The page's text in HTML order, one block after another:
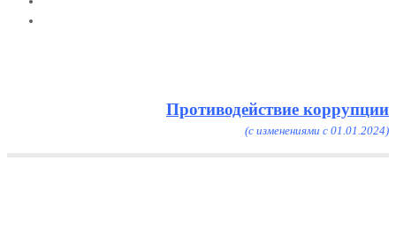
Противодействие коррупции
(с изменениями с 01.01.2024)